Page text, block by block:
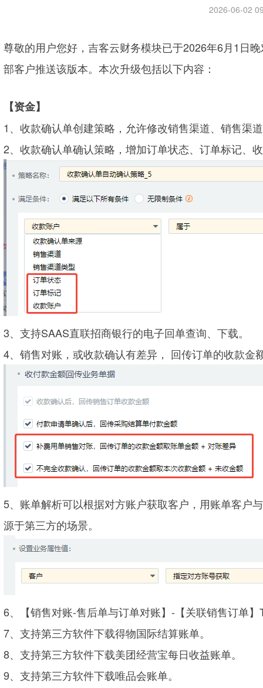
2026-06-02
尊敬的用户您好，吉客云财务模块已于2026年6月1日
部客户推送该版本。本次升级包括以下内容：
【资金】
1、收款确认单创建策略，允许修改销售渠道、销售渠
2、收款确认单确认策略，增加订单状态、订单标记、
3、支持SAAS直联招商银行的电子回单查询、下载。
4、销售对账，或收款确认有差异， 回传订单的收款金
5、账单解析可以根据对方账户获取客户，用账单客户
源于第三方的场景。
6、【销售对账-售后单与订单对账】-【关联销售订单
7、支持第三方软件下载得物国际结算账单。
8、支持第三方软件下载美团经营宝每日收益账单。
9、支持第三方软件下载唯品会账单。